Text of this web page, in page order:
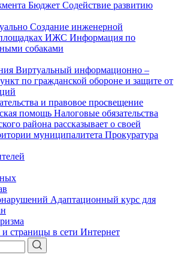
Бюджет Содействие развитию
Создание инженерной
ИЖС Информация по
собаками
Виртуальный информационно –
по гражданской обороне и защите от
и правовое просвещение
помощь Налоговые обязательства
района рассказывает о своей
муниципалитета Прокуратура
Адаптационный курс для
страницы в сети Интернет